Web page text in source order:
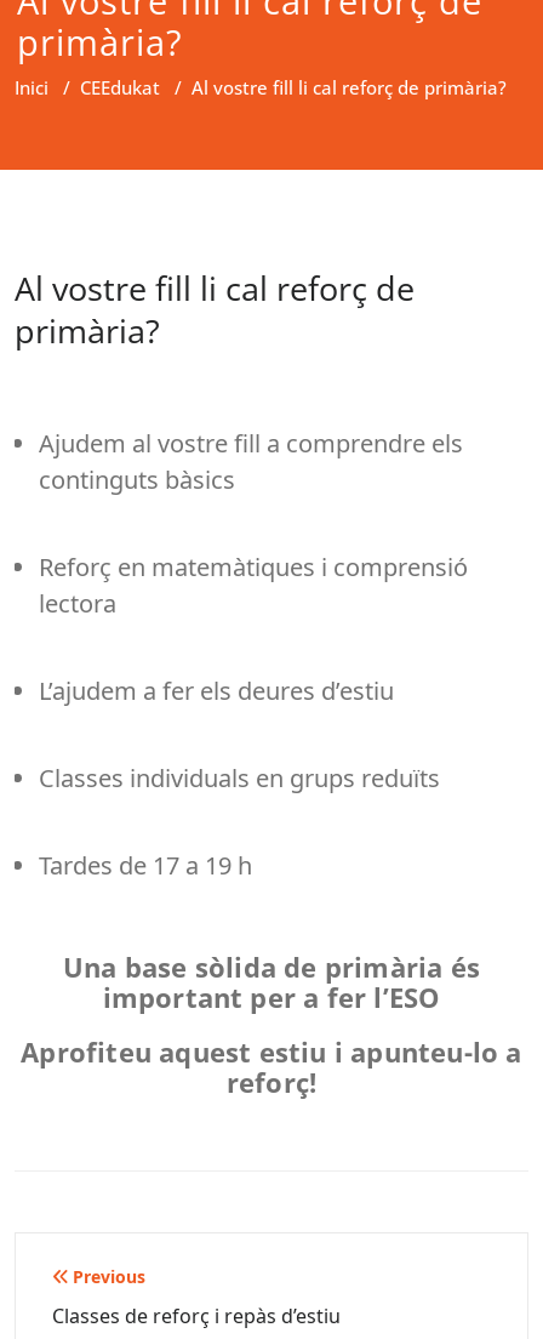
primària?
Inici / CEEdukat / Al vostre fill li cal reforç de primària?
Al vostre fill li cal reforç de
primària?
Ajudem al vostre fill a comprendre els
continguts bàsics
Reforç en matemàtiques i comprensió
lectora
L’ajudem a fer els deures d’estiu
Classes individuals en grups reduïts
Tardes de 17 a 19 h
Una base sòlida de primària és
important per a fer l’ESO
Aprofiteu aquest estiu i apunteu-lo a
reforç!
Navegació
d'entrades
Previous
Classes de reforç i repàs d’estiu